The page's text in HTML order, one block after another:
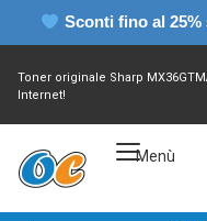
Sconti fino al 25%
Toner originale Sharp
Internet!
Menù